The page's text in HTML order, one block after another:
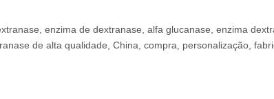
enzima de dextranase, alfa glucanase, enzima
de alta qualidade, China, compra, personalização,